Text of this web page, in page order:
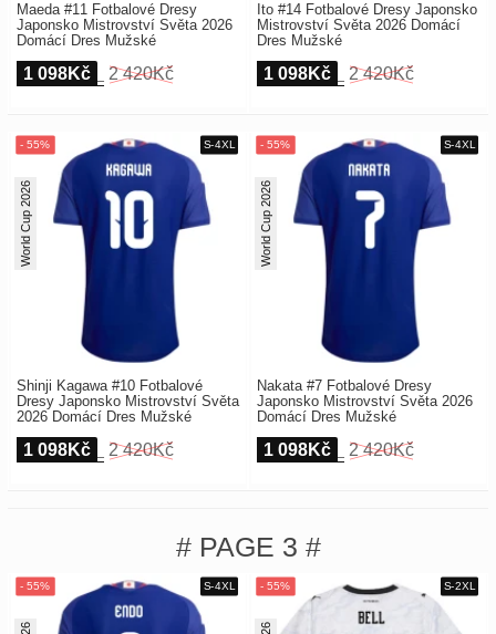
Maeda #11 Fotbalové Dresy
Japonsko Mistrovství Světa 2026
Domácí Dres Mužské
1 098Kč 2 420Kč
Ito #14 Fotbalové Dresy Japonsko
Mistrovství Světa 2026 Domácí
Dres Mužské
1 098Kč 2 420Kč
Shinji Kagawa #10 Fotbalové
Dresy Japonsko Mistrovství Světa
2026 Domácí Dres Mužské
World Cup 2026
1 098Kč 2 420Kč
Nakata #7 Fotbalové Dresy
Japonsko Mistrovství Světa 2026
Domácí Dres Mužské
World Cup 2026
1 098Kč 2 420Kč
# PAGE 3 #